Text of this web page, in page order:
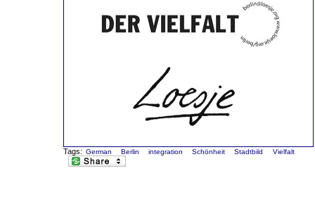
Tags: German Berlin integration Schönheit Stadtbild Vielfalt